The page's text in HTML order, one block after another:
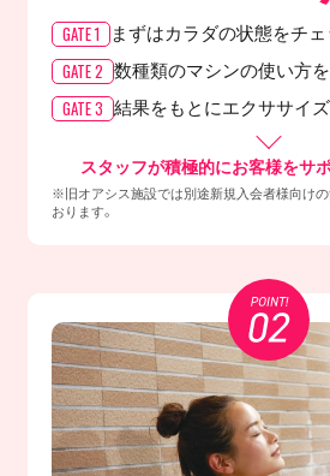
GATE 1 まずはカラダの状態をチェ
GATE 2 数種類のマシンの使い方
GATE 3 結果をもとにエクササイ
スタッフが積極的にお客様をサ
※旧オアシス施設では別途新規入会者様向け
おります。